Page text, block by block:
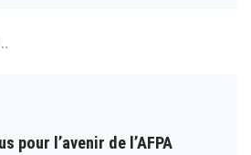
pour l’avenir de l’AFPA